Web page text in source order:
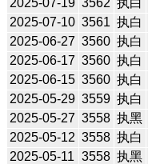
2025-07-10 3561 执白
2025-06-27 3560 执白
2025-06-17 3560 执白
2025-06-15 3560 执白
2025-05-29 3559 执白
2025-05-27 3558 执黑
2025-05-12 3558 执白
2025-05-11 3558 执黑